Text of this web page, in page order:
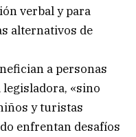
verbal y para
alternativos de
a personas
«sino
y turistas
enfrentan desafíos